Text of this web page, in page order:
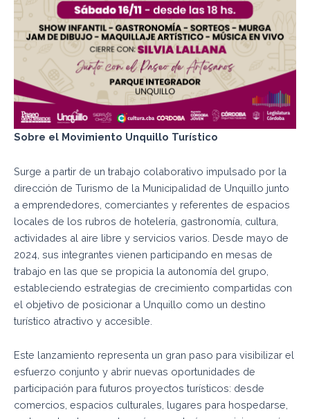
Sobre el Movimiento Unquillo Turístico
Surge a partir de un trabajo colaborativo impulsado por la
dirección de Turismo de la Municipalidad de Unquillo junto
a emprendedores, comerciantes y referentes de espacios
locales de los rubros de hotelería, gastronomía, cultura,
actividades al aire libre y servicios varios. Desde mayo de
2024, sus integrantes vienen participando en mesas de
trabajo en las que se propicia la autonomía del grupo,
estableciendo estrategias de crecimiento compartidas con
el objetivo de posicionar a Unquillo como un destino
turístico atractivo y accesible.
Este lanzamiento representa un gran paso para visibilizar el
esfuerzo conjunto y abrir nuevas oportunidades de
participación para futuros proyectos turísticos: desde
comercios, espacios culturales, lugares para hospedarse,